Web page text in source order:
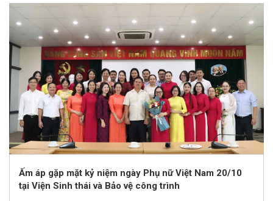
Ấm áp gặp mặt kỷ niệm ngày Phụ nữ Việt Nam 20/10
tại Viện Sinh thái và Bảo vệ công trình